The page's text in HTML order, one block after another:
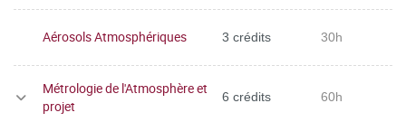
Aérosols Atmosphériques 3 crédits 30h
Métrologie de l'Atmosphère et
projet
6 crédits 60h